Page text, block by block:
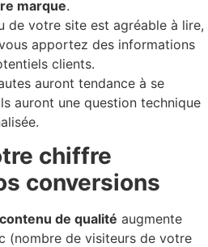
marque.
de votre site est agréable à lire,
apportez des informations
clients.
auront tendance à se
auront une question technique
chiffre
conversions
contenu de qualité augmente
(nombre de visiteurs de votre